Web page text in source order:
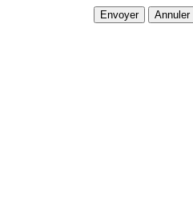
Envoyer Annuler